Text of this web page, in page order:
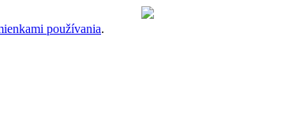
používania.